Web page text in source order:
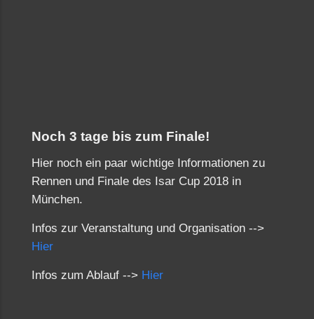
Noch 3 tage bis zum Finale!
Hier noch ein paar wichtige Informationen zu
Rennen und Finale des Isar Cup 2018 in
München.
Infos zur Veranstaltung und Organisation -->
Hier
Infos zum Ablauf --> Hier